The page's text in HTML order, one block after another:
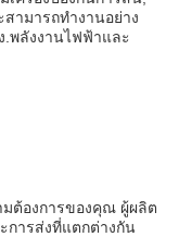
ามารถทํางานอย่าง
พลังงานไฟฟ้าและ
ต้องการของคุณ ผู้ผลิต
การส่งที่แตกต่างกัน